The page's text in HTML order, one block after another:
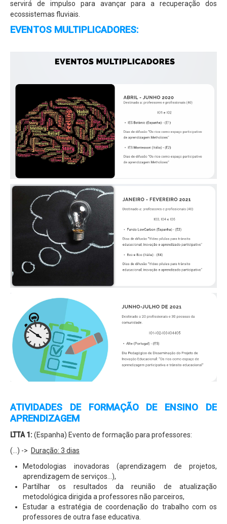
servirá de impulso para avançar para a recuperação dos
ecossistemas fluviais.
EVENTOS MULTIPLICADORES:
ATIVIDADES DE FORMAÇÃO DE ENSINO DE
APRENDIZAGEM
LTTA 1:(Espanha) Evento de formação para professores:
(...) -> Duração: 3 dias
Metodologias inovadoras (aprendizagem de projetos,
aprendizagem de serviços...),
Partilhar os resultados da reunião de atualização
metodológica dirigida a professores não parceiros,
Estudar a estratégia de coordenação do trabalho com os
professores de outra fase educativa.